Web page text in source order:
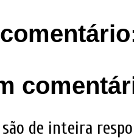
de inteira